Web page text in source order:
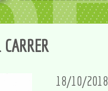
18/10/2018